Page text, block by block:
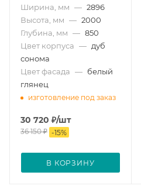
Ширина, мм — 2896
Высота, мм — 2000
Глубина, мм — 850
Цвет корпуса — дуб
сонома
Цвет фасада — белый
глянец
изготовление под заказ
30 720 ₽/шт
36 150₽ -15%
В КОРЗИНУ